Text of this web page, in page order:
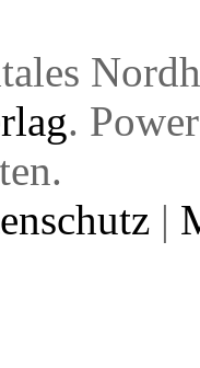
.
|